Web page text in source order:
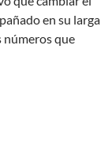
en su larga
números que